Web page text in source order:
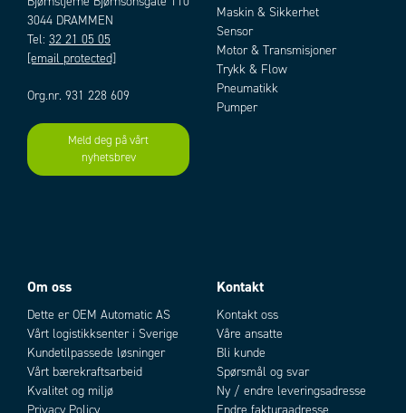
3044 DRAMMEN
Tel: 32 21 05 05
[email protected]
Org.nr. 931 228 609
Meld deg på vårt
nyhetsbrev
Maskin & Sikkerhet
Sensor
Motor & Transmisjoner
Trykk & Flow
Pneumatikk
Pumper
Om oss
Dette er OEM Automatic AS
Vårt logistikksenter i Sverige
Kundetilpassede løsninger
Vårt bærekraftsarbeid
Kvalitet og miljø
Kontakt
Kontakt oss
Våre ansatte
Bli kunde
Spørsmål og svar
Ny / endre leveringsadresse